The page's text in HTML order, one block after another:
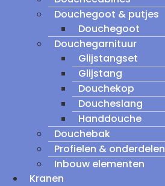
Douchegoot & putjes
Douchegoot
Douchegarnituur
Glijstangset
Glijstang
Douchekop
Doucheslang
Handdouche
Douchebak
Profielen & onderdelen
Inbouw elementen
Kranen